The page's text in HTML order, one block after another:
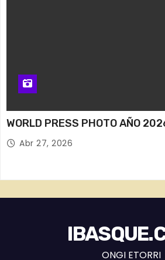
WORLD PRESS PHOTO AÑO
Abr 27, 2026
ONGI ETORRI